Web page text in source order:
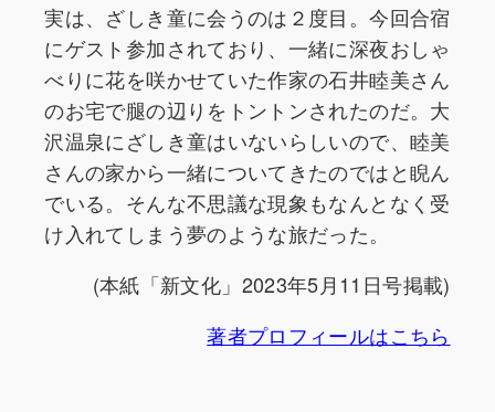
実は、ざしき童に会うのは２度目。今回合宿
にゲスト参加されており、一緒に深夜おしゃ
べりに花を咲かせていた作家の石井睦美さん
のお宅で腿の辺りをトントンされたのだ。大
沢温泉にざしき童はいないらしいので、睦美
さんの家から一緒についてきたのではと睨ん
でいる。そんな不思議な現象もなんとなく受
け入れてしまう夢のような旅だった。
(本紙「新文化」2023年5月11日号掲載)
著者プロフィールはこちら